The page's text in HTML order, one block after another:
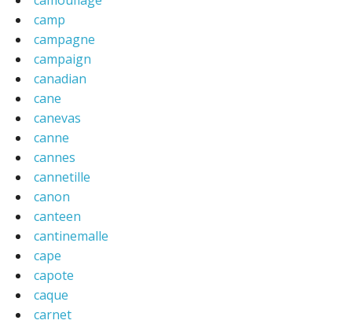
camp
campagne
campaign
canadian
cane
canevas
canne
cannes
cannetille
canon
canteen
cantinemalle
cape
capote
caque
carnet